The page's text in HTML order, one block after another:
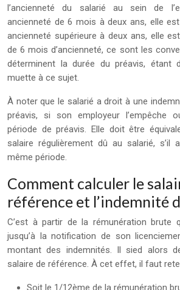
l’ancienneté du salarié au sein de
ancienneté de 6 mois à deux ans, elle
ancienneté supérieure à deux ans, elle
de 6 mois d’ancienneté, ce sont les
déterminent la durée du préavis, étant
muette à ce sujet.
À noter que le salarié a droit à une
préavis, si son employeur l’empêche
période de préavis. Elle doit être
salaire régulièrement dû au salarié, s’il
même période.
Comment calculer le
référence et l’indemnité
C’est à partir de la rémunération brute
jusqu’à la notification de son
montant des indemnités. Il sied alors
salaire de référence. À cet effet, il faut
Soit le 1/12ème de la rémunération